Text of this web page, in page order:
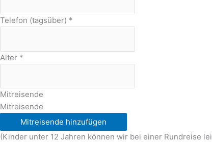
Telefon (tagsüber) *
Alter *
Mitreisende
Mitreisende
Mitreisende hinzufügen
(Kinder unter 12 Jahren können wir bei einer Rundreise